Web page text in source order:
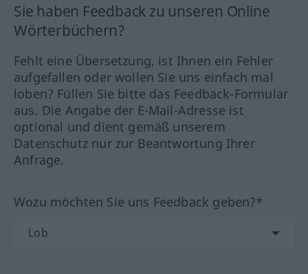
Sie haben Feedback zu unseren Online
Wörterbüchern?
Fehlt eine Übersetzung, ist Ihnen ein Fehler
aufgefallen oder wollen Sie uns einfach mal
loben? Füllen Sie bitte das Feedback-Formular
aus. Die Angabe der E-Mail-Adresse ist
optional und dient gemäß unserem
Datenschutz nur zur Beantwortung Ihrer
Anfrage.
Wozu möchten Sie uns Feedback geben?*